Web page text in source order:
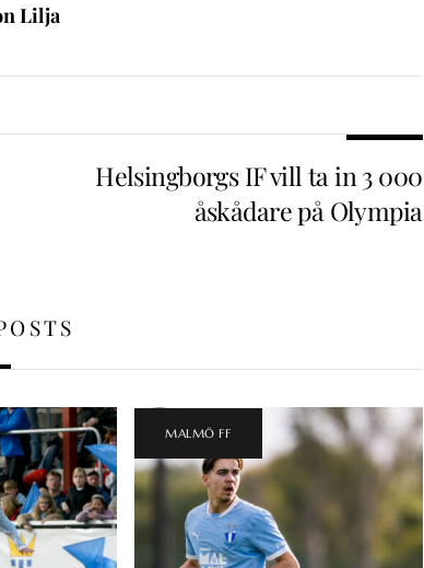
Lilja
Helsingborgs IF vill ta in 3 000
åskådare på Olympia
MALMÖ FF